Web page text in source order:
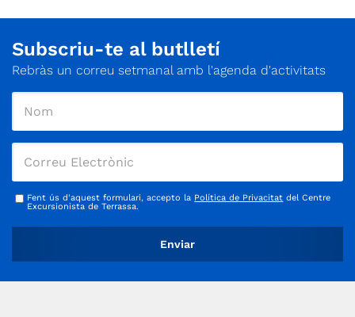
Subscriu-te al butlletí
Rebràs un correu setmanal amb l'agenda d'activitats
Fent ús d'aquest formulari, accepto la Política de Privacitat del Centre
Excursionista de Terrassa.